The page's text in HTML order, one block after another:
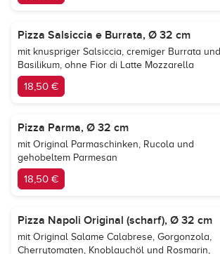
Pizza Salsiccia e Burrata, Ø 32 cm
mit knuspriger Salsiccia, cremiger Burrata und
Basilikum, ohne Fior di Latte Mozzarella
18,50 €
Pizza Parma, Ø 32 cm
mit Original Parmaschinken, Rucola und
gehobeltem Parmesan
18,50 €
Pizza Napoli Original (scharf), Ø 32 cm
mit Original Salame Calabrese, Gorgonzola,
Cherrytomaten, Knoblauchöl und Rosmarin,